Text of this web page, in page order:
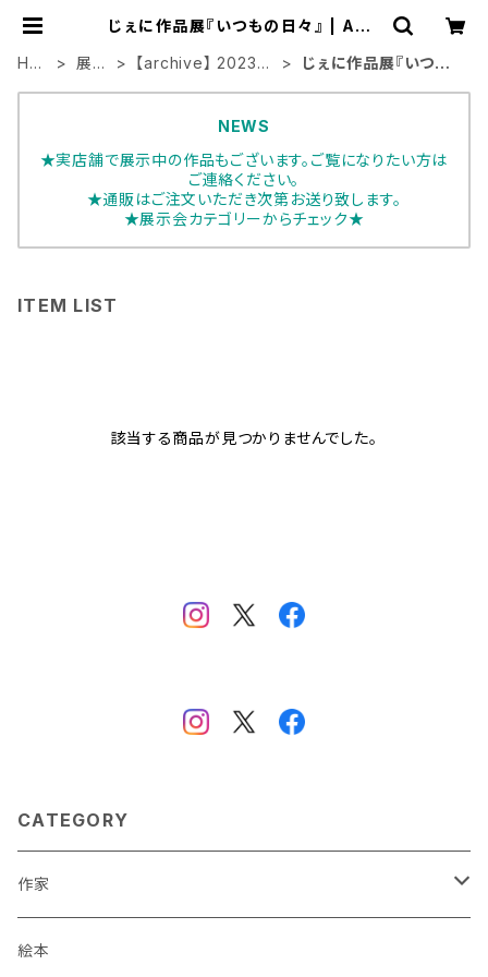
じぇに作品展『いつもの日々』 | ART
HO
展示
【archive】 2023年
じぇに作品展『いつも
NEWS
★実店舗で展示中の作品もございます。ご覧になりたい方は
ご連絡ください。
★通販はご注文いただき次第お送り致します。
★展示会カテゴリーからチェック★
ITEM LIST
該当する商品が見つかりませんでした。
CATEGORY
作家
蒼川わか
絵本